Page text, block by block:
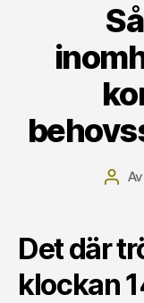
Av
Det där
klockan